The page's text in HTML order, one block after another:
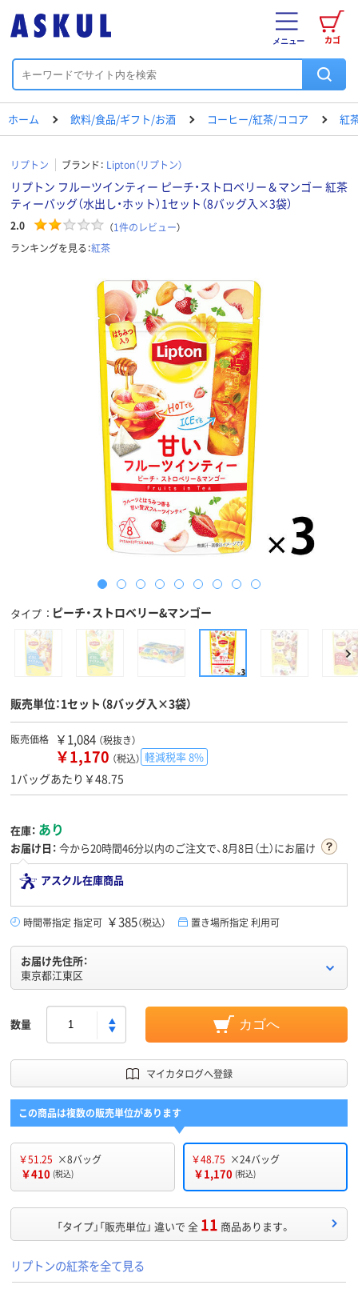
カゴ
メニュー
ホーム 飲料/食品/ギフト/お酒 コーヒー/紅茶/ココア 紅
リプトン ブランド： Lipton（リプトン）
リプトン フルーツインティー ピーチ・ストロベリー＆マンゴー 紅茶
ティーバッグ（水出し・ホット）1セット（8バッグ入×3袋）
2.0 （1件のレビュー）
ランキングを見る：紅茶
タイプ ピーチ・ストロベリー&マンゴー
販売単位：1セット（8バッグ入×3袋）
販売価格 ￥1,084 （税抜き）
￥1,170 （税込） 軽減税率 8%
1バッグあたり￥48.75
在庫： あり
お届け日： 今から20時間46分以内のご注文で、8月8日（土）にお届け
アスクル在庫商品
時間帯指定 指定可 ￥385（税込） 置き場所指定 利用可
お届け先住所：
東京都江東区
数量 カゴへ
マイカタログへ登録
この商品は複数の販売単位があります
￥51.25 ×8バッグ
￥410 (税込)
￥48.75 ×24バッグ
￥1,170 (税込)
「タイプ」「販売単位」 違いで 全 11 商品あります。
リプトンの紅茶を全て見る